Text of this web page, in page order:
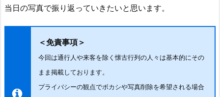
当日の写真で振り返っていきたいと思います。
＜免責事項＞
今回は通行人や来客を除く懐古行列の人々は基本的にその
まま掲載しております。
プライバシーの観点でボカシや写真削除を希望される場合